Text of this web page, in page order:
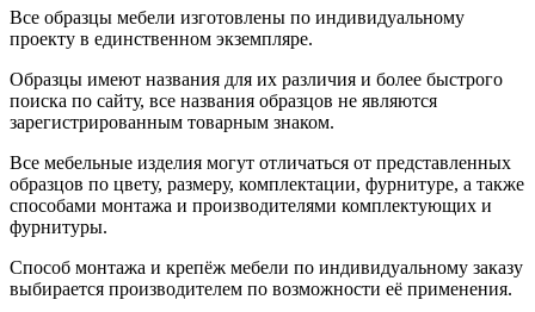
Все образцы мебели изготовлены по индивидуальному
проекту в единственном экземпляре.
Образцы имеют названия для их различия и более быстрого
поиска по сайту, все названия образцов не являются
зарегистрированным товарным знаком.
Все мебельные изделия могут отличаться от представленных
образцов по цвету, размеру, комплектации, фурнитуре, а также
способами монтажа и производителями комплектующих и
фурнитуры.
Способ монтажа и крепёж мебели по индивидуальному заказу
выбирается производителем по возможности её применения.